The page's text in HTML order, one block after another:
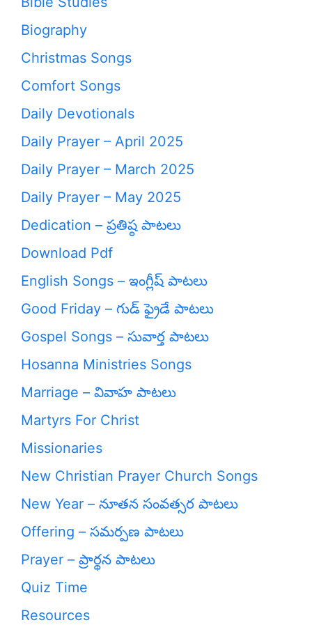
Biography
Christmas Songs
Comfort Songs
Daily Devotionals
Daily Prayer – April 2025
Daily Prayer – March 2025
Daily Prayer – May 2025
Dedication – ప్రతిష్ఠ పాటలు
Download Pdf
English Songs – ఇంగ్లీష్ పాటలు
Good Friday – గుడ్ ఫ్రైడే పాటలు
Gospel Songs – సువార్త పాటలు
Hosanna Ministries Songs
Marriage – వివాహ పాటలు
Martyrs For Christ
Missionaries
New Christian Prayer Church Songs
New Year – నూతన సంవత్సర పాటలు
Offering – సమర్పణ పాటలు
Prayer – ప్రార్థన పాటలు
Quiz Time
Resources